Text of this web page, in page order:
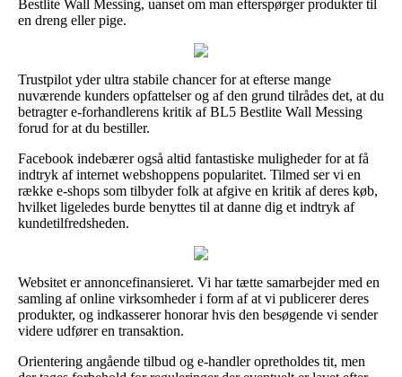
Bestlite Wall Messing, uanset om man efterspørger produkter til
en dreng eller pige.
Trustpilot yder ultra stabile chancer for at efterse mange
nuværende kunders opfattelser og af den grund tilrådes det, at du
betragter e-forhandlerens kritik af BL5 Bestlite Wall Messing
forud for at du bestiller.
Facebook indebærer også altid fantastiske muligheder for at få
indtryk af internet webshoppens popularitet. Tilmed ser vi en
række e-shops som tilbyder folk at afgive en kritik af deres køb,
hvilket ligeledes burde benyttes til at danne dig et indtryk af
kundetilfredsheden.
Websitet er annoncefinansieret. Vi har tætte samarbejder med en
samling af online virksomheder i form af at vi publicerer deres
produkter, og indkasserer honorar hvis den besøgende vi sender
videre udfører en transaktion.
Orientering angående tilbud og e-handler opretholdes tit, men